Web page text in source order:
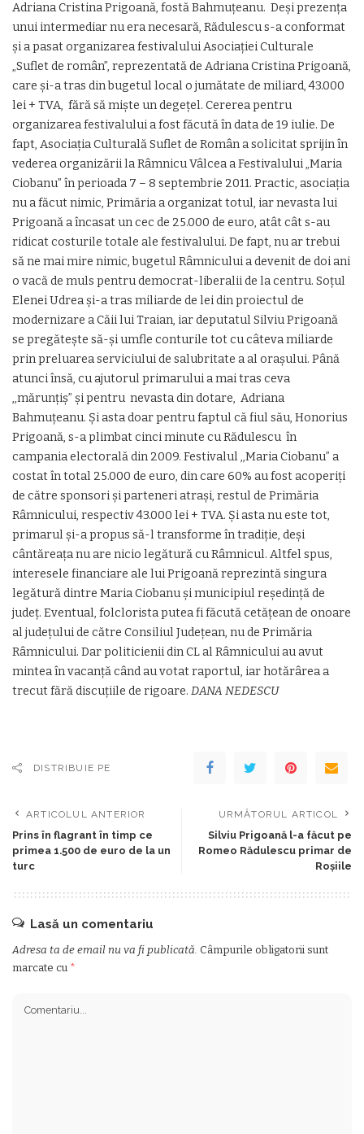
Adriana Cristina Prigoană, fostă Bahmuţeanu. Deşi prezenţa
unui intermediar nu era necesară, Rădulescu s-a conformat
şi a pasat organizarea festivalului Asociaţiei Culturale
„Suflet de român”, reprezentată de Adriana Cristina Prigoană,
care şi-a tras din bugetul local o jumătate de miliard, 43.000
lei + TVA, fără să mişte un degeţel. Cererea pentru
organizarea festivalului a fost făcută în data de 19 iulie. De
fapt, Asociaţia Culturală Suflet de Român a solicitat sprijin în
vederea organizării la Râmnicu Vâlcea a Festivalului „Maria
Ciobanu” în perioada 7 – 8 septembrie 2011. Practic, asociaţia
nu a făcut nimic, Primăria a organizat totul, iar nevasta lui
Prigoană a încasat un cec de 25.000 de euro, atât cât s-au
ridicat costurile totale ale festivalului. De fapt, nu ar trebui
să ne mai mire nimic, bugetul Râmnicului a devenit de doi ani
o vacă de muls pentru democrat-liberalii de la centru. Soţul
Elenei Udrea şi-a tras miliarde de lei din proiectul de
modernizare a Căii lui Traian, iar deputatul Silviu Prigoană
se pregăteşte să-şi umfle conturile tot cu câteva miliarde
prin preluarea serviciului de salubritate a al oraşului. Până
atunci însă, cu ajutorul primarului a mai tras ceva
,,mărunţiş” şi pentru nevasta din dotare, Adriana
Bahmuţeanu. Şi asta doar pentru faptul că fiul său, Honorius
Prigoană, s-a plimbat cinci minute cu Rădulescu în
campania electorală din 2009. Festivalul ,,Maria Ciobanu” a
costat în total 25.000 de euro, din care 60% au fost acoperiţi
de către sponsori şi parteneri atraşi, restul de Primăria
Râmnicului, respectiv 43.000 lei + TVA. Şi asta nu este tot,
primarul şi-a propus să-l transforme în tradiţie, deşi
cântăreaţa nu are nicio legătură cu Râmnicul. Altfel spus,
interesele financiare ale lui Prigoană reprezintă singura
legătură dintre Maria Ciobanu şi municipiul reşedinţă de
judeţ. Eventual, folclorista putea fi făcută cetăţean de onoare
al judeţului de către Consiliul Judeţean, nu de Primăria
Râmnicului. Dar politicienii din CL al Râmnicului au avut
mintea în vacanţă când au votat raportul, iar hotărârea a
trecut fără discuţiile de rigoare. DANA NEDESCU
DISTRIBUIE PE
ARTICOLUL ANTERIOR
Prins în flagrant în timp ce
primea 1.500 de euro de la un
turc
URMĂTORUL ARTICOL
Silviu Prigoană l-a făcut pe
Romeo Rădulescu primar de
Roşiile
Lasă un comentariu
Adresa ta de email nu va fi publicată. Câmpurile obligatorii sunt
marcate cu *